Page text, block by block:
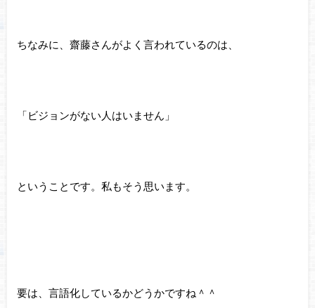
ちなみに、齋藤さんがよく言われているのは、
「ビジョンがない人はいません」
ということです。私もそう思います。
要は、言語化しているかどうかですね＾＾